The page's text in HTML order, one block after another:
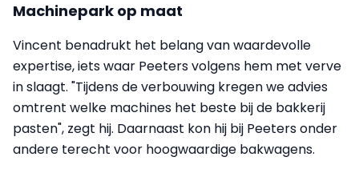
Machinepark op maat
Vincent benadrukt het belang van waardevolle
expertise, iets waar Peeters volgens hem met verve
in slaagt. "Tijdens de verbouwing kregen we advies
omtrent welke machines het beste bij de bakkerij
pasten", zegt hij. Daarnaast kon hij bij Peeters onder
andere terecht voor hoogwaardige bakwagens.